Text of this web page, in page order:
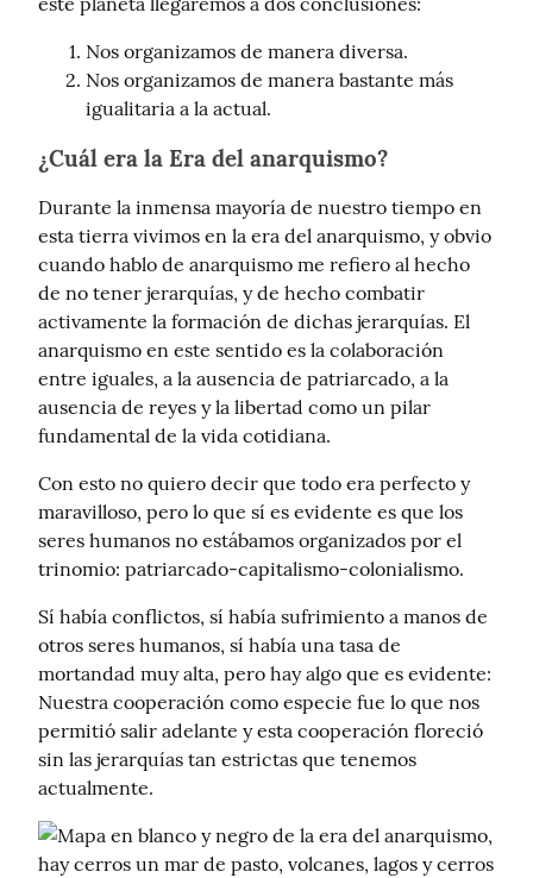
Nos organizamos de manera diversa.
Nos organizamos de manera bastante más
igualitaria a la actual.
¿Cuál era la Era del anarquismo?
Durante la inmensa mayoría de nuestro tiempo en
esta tierra vivimos en la era del anarquismo, y obvio
cuando hablo de anarquismo me refiero al hecho
de no tener jerarquías, y de hecho combatir
activamente la formación de dichas jerarquías. El
anarquismo en este sentido es la colaboración
entre iguales, a la ausencia de patriarcado, a la
ausencia de reyes y la libertad como un pilar
fundamental de la vida cotidiana.
Con esto no quiero decir que todo era perfecto y
maravilloso, pero lo que sí es evidente es que los
seres humanos no estábamos organizados por el
trinomio: patriarcado-capitalismo-colonialismo.
Sí había conflictos, sí había sufrimiento a manos de
otros seres humanos, sí había una tasa de
mortandad muy alta, pero hay algo que es evidente:
Nuestra cooperación como especie fue lo que nos
permitió salir adelante y esta cooperación floreció
sin las jerarquías tan estrictas que tenemos
actualmente.